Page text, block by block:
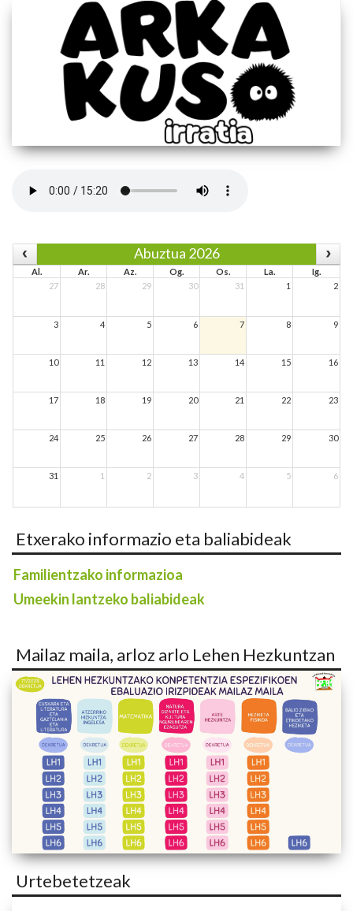
Abuztua 2026
Al. Ar. Az. Og. Os. La.
Ig.
27
28 29 30 31 1 2
3 4 5 6 7 8 9
10 11 12 13 14 15 16
17 18 19 20 21 22 23
24 25 26 27 28 29 30
31 1 2 3 4 5 6
Etxerako informazio eta baliabideak
Familientzako informazioa
Umeekin lantzeko baliabideak
Mailaz maila, arloz arlo Lehen Hezkuntzan
Urtebetetzeak